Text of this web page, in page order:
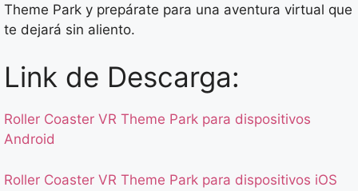
Theme Park y prepárate para una aventura virtual que
te dejará sin aliento.
Link de Descarga:
Roller Coaster VR Theme Park para dispositivos
Android
Roller Coaster VR Theme Park para dispositivos iOS